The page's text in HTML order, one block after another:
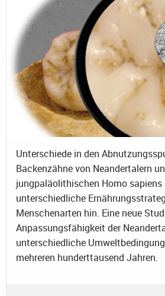
Unterschiede in den
Backenzähne von Neandertalern
jungpaläolithischen Homo
unterschiedliche
Menschenarten hin. Eine neue
Anpassungsfähigkeit der
unterschiedliche
mehreren hunderttausend Jahren.